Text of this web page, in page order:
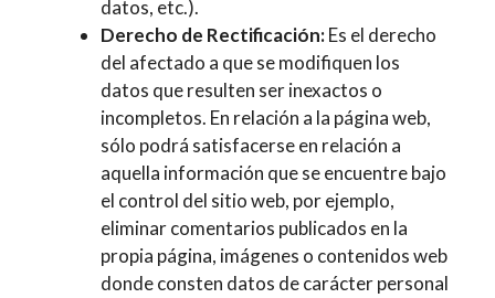
datos, etc.).
Derecho de Rectificación:Es el derecho
del afectado a que se modifiquen los
datos que resulten ser inexactos o
incompletos. En relación a la página web,
sólo podrá satisfacerse en relación a
aquella información que se encuentre bajo
el control del sitio web, por ejemplo,
eliminar comentarios publicados en la
propia página, imágenes o contenidos web
donde consten datos de carácter personal